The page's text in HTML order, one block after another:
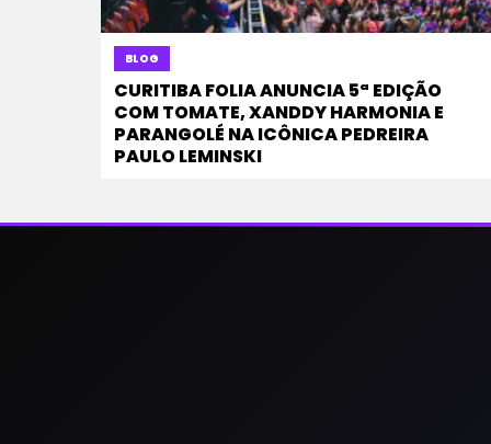
BLOG
CURITIBA FOLIA ANUNCIA 5ª EDIÇÃO
COM TOMATE, XANDDY HARMONIA E
PARANGOLÉ NA ICÔNICA PEDREIRA
PAULO LEMINSKI